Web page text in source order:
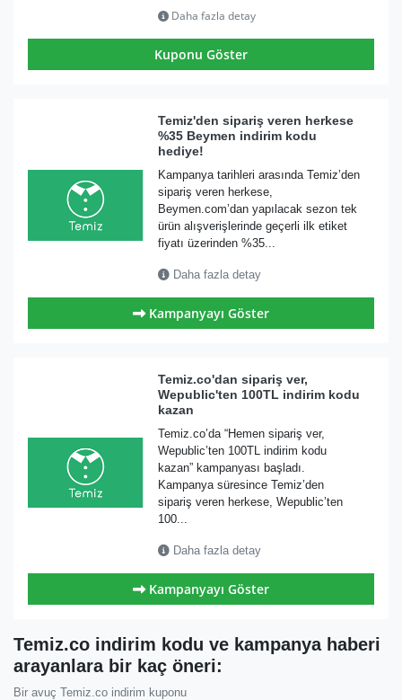
Daha fazla detay
Kuponu Göster
Temiz'den sipariş veren herkese
%35 Beymen indirim kodu
hediye!
Kampanya tarihleri arasında Temiz’den
sipariş veren herkese,
Beymen.com’dan yapılacak sezon tek
ürün alışverişlerinde geçerli ilk etiket
fiyatı üzerinden %35...
Daha fazla detay
Kampanyayı Göster
Temiz.co'dan sipariş ver,
Wepublic'ten 100TL indirim kodu
kazan
Temiz.co’da “Hemen sipariş ver,
Wepublic’ten 100TL indirim kodu
kazan” kampanyası başladı.
Kampanya süresince Temiz’den
sipariş veren herkese, Wepublic’ten
100...
Daha fazla detay
Kampanyayı Göster
Temiz.co indirim kodu ve kampanya haberi
arayanlara bir kaç öneri:
Bir avuç Temiz.co indirim kuponu